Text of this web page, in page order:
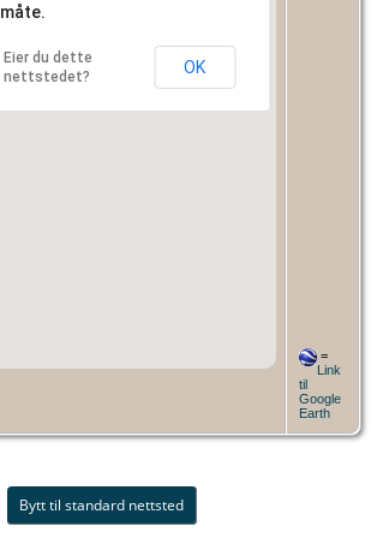
måte.
Eier du dette
nettstedet?
OK
=
Link
til
Google
Earth
Bytt til standard nettsted